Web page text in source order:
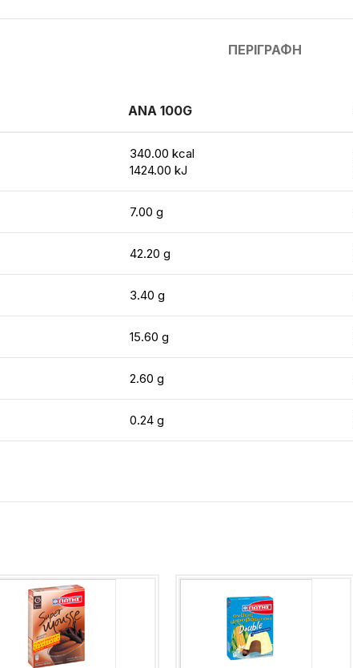
ΠΕΡΙΓΡΑΦΉ
ΑΝΑ 100G
340.00 kcal
1424.00 kJ
7.00 g
42.20 g
3.40 g
15.60 g
2.60 g
0.24 g